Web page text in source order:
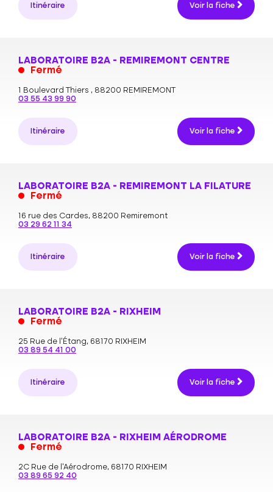
Itinéraire Voir la fiche
LABORATOIRE B2A - REMIREMONT CENTRE
Fermé
1 Boulevard Thiers , 88200 REMIREMONT
03 55 43 99 90
Itinéraire Voir la fiche
LABORATOIRE B2A - REMIREMONT LA FILATURE
Fermé
16 rue des Cardes, 88200 Remiremont
03 29 62 11 34
Itinéraire Voir la fiche
LABORATOIRE B2A - RIXHEIM
Fermé
25 Rue de l'Étang, 68170 RIXHEIM
03 89 54 41 00
Itinéraire Voir la fiche
LABORATOIRE B2A - RIXHEIM AÉRODROME
Fermé
2C Rue de l'Aérodrome, 68170 RIXHEIM
03 89 65 92 40